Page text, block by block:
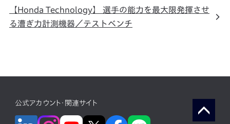
【Honda Technology】 選手の能力を最大限発揮させ
る漕ぎ力計測機器／テストベンチ
公式アカウント・関連サイト